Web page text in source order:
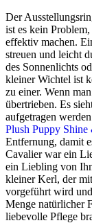
Der
ist es kein
effektiv machen.
streuen und leicht
des Sonnenlichts
kleiner Wichtel ist
zu einer. Wenn
übertrieben. Es
aufgetragen
Plush Puppy
Entfernung, damit
Cavalier war ein
ein Liebling von
kleiner Kerl, der
vorgeführt wird
Menge natürlicher
liebevolle Pflege